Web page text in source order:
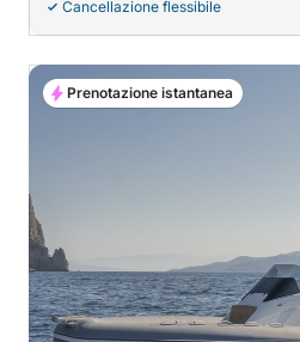
Cancellazione flessibile
Prenotazione istantanea